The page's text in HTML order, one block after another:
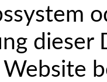
Website